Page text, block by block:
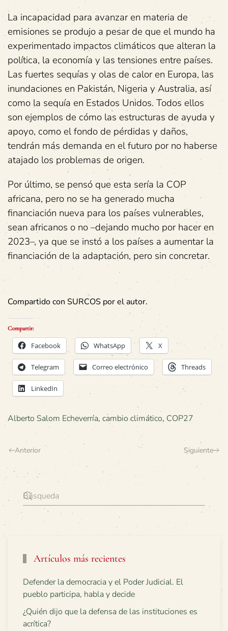
La incapacidad para avanzar en materia de
emisiones se produjo a pesar de que el mundo ha
experimentado impactos climáticos que alteran la
política, la economía y las tensiones entre países.
Las fuertes sequías y olas de calor en Europa, las
inundaciones en Pakistán, Nigeria y Australia, así
como la sequía en Estados Unidos. Todos ellos
son ejemplos de cómo las estructuras de ayuda y
apoyo, como el fondo de pérdidas y daños,
tendrán más demanda en el futuro por no haberse
atajado los problemas de origen.
Por último, se pensó que esta sería la COP
africana, pero no se ha generado mucha
financiación nueva para los países vulnerables,
sean africanos o no –dejando mucho por hacer en
2023–, ya que se instó a los países a aumentar la
financiación de la adaptación, pero sin concretar.
Compartido con SURCOS por el autor.
Compartir:
Facebook WhatsApp X
Telegram Correo electrónico Threads
LinkedIn
Alberto Salom Echeverría, cambio climático, COP27
Anterior Siguiente
Artículos más recientes
Defender la democracia y el Poder Judicial. El
pueblo participa, habla y decide
¿Quién dijo que la defensa de las instituciones es
acrítica?